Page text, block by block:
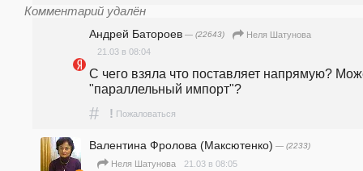
Комментарий удалён
Андрей Батороев — (22643)
Неля Шатунова
21.03 в 08:04
С чего взяла что поставляет напрямую?
"параллельный импорт"?
# ! Пожаловаться
Валентина Фролова (Максютенко) — (2233)
Неля Шатунова 21.03 в 08:05